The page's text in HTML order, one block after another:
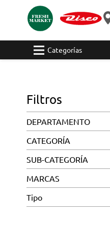
Categorías
Filtros
DEPARTAMENTO
CATEGORÍA
SUB-CATEGORÍA
MARCAS
Tipo